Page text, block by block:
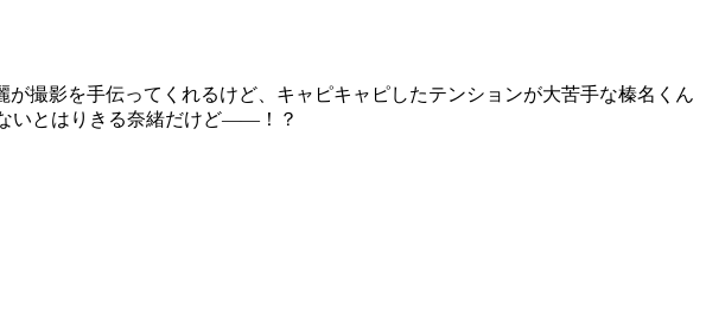
撮影を手伝ってくれるけど、キャピキャピしたテンションが大苦手な榛名くん
いとはりきる奈緒だけど――！？